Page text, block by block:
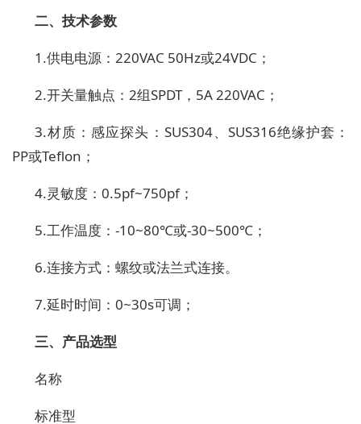
二、技术参数
1.供电电源： 220VAC 50Hz或24VDC ；
2.开关量触点： 2组SPDT， 5A 220VAC ；
3.材质：感应探头： SUS304、 SUS316绝缘护套：
PP或Teflon ；
4.灵敏度： 0.5pf~750pf；
5.工作温度： -10~80℃或-30~500℃；
6.连接方式：螺纹或法兰式连接。
7.延时时间： 0~30s可调；
三、产品选型
名称
标准型